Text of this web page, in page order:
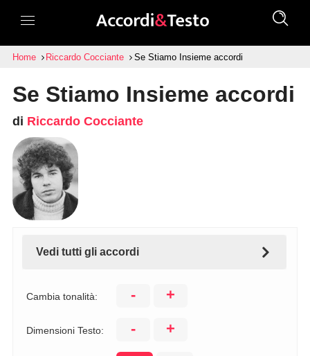
Home Riccardo Cocciante Se Stiamo Insieme accordi
Se Stiamo Insieme accordi
di Riccardo Cocciante
Vedi tutti gli accordi
Cambia tonalità: - +
Dimensioni Testo: - +